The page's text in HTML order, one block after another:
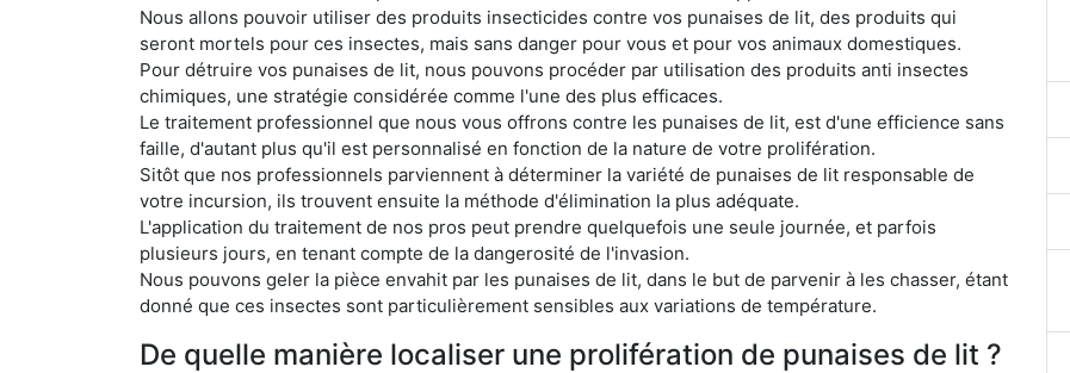
Nous allons pouvoir utiliser des produits insecticides contre vos punaises de lit, des produits qui
seront mortels pour ces insectes, mais sans danger pour vous et pour vos animaux domestiques.
Pour détruire vos punaises de lit, nous pouvons procéder par utilisation des produits anti insectes
chimiques, une stratégie considérée comme l'une des plus efficaces.
Le traitement professionnel que nous vous offrons contre les punaises de lit, est d'une efficience sans
faille, d'autant plus qu'il est personnalisé en fonction de la nature de votre prolifération.
Sitôt que nos professionnels parviennent à déterminer la variété de punaises de lit responsable de
votre incursion, ils trouvent ensuite la méthode d'élimination la plus adéquate.
L'application du traitement de nos pros peut prendre quelquefois une seule journée, et parfois
plusieurs jours, en tenant compte de la dangerosité de l'invasion.
Nous pouvons geler la pièce envahit par les punaises de lit, dans le but de parvenir à les chasser, étant
donné que ces insectes sont particulièrement sensibles aux variations de température.
De quelle manière localiser une prolifération de punaises de lit ?